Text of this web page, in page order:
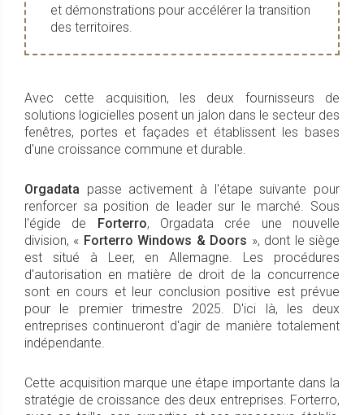
et démonstrations pour accélérer la transition
des territoires.
Avec cette acquisition, les deux fournisseurs de
solutions logicielles posent un jalon dans le secteur des
fenêtres, portes et façades et établissent les bases
d'une croissance commune et durable.
Orgadata passe activement à l'étape suivante pour
renforcer sa position de leader sur le marché. Sous
l'égide de
Forterro, Orgadata crée une nouvelle
division, « Forterro Windows & Doors », dont le siège
est situé à Leer, en Allemagne. Les procédures
d'autorisation en matière de droit de la concurrence
sont en cours et leur conclusion positive est prévue
pour le premier trimestre 2025. D'ici là, les deux
entreprises continueront d'agir de manière totalement
indépendante.
Cette acquisition marque une étape importante dans la
stratégie de croissance des deux entreprises. Forterro,